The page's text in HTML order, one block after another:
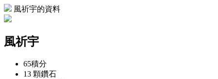
風祈宇的資料
風祈宇
65積分
13 顆鑽石